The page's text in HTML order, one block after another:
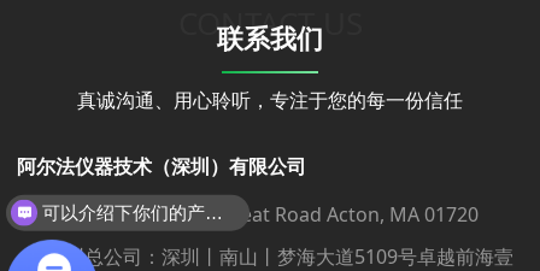
联系我们
CONTACT US
真诚沟通、用心聆听，专注于您的每一份信任
阿尔法仪器技术（深圳）有限公司
研发（美国）：468 Great Road Acton, MA 01720
深圳总公司：深圳丨南山丨梦海大道5109号卓越前海壹
可以介绍下你们的产品么？